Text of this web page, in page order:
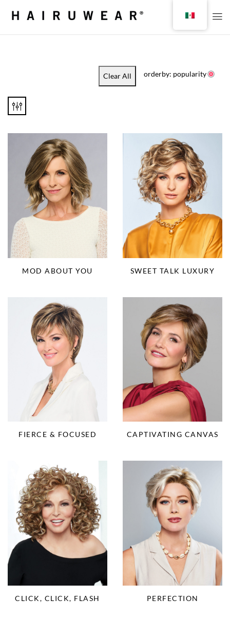
Clear All orderby: popularity
MOD ABOUT YOU SWEET TALK LUXURY
FIERCE & FOCUSED CAPTIVATING CANVAS
CLICK, CLICK, FLASH PERFECTION